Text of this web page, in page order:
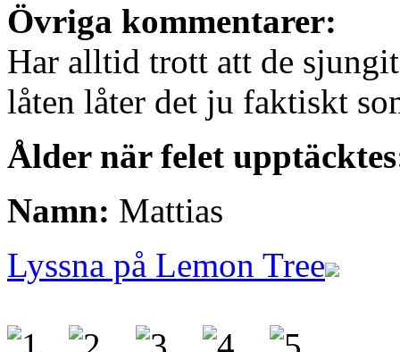
Övriga kommentarer:
Har alltid trott att de
låten låter det ju faktiskt
Ålder när felet
Namn: Mattias
Lyssna på Lemon Tree